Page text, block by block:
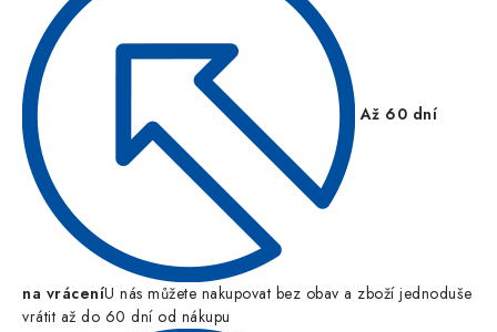
Až 60 dní
na vráceníU nás můžete nakupovat bez obav a zboží jednoduše
vrátit až do 60 dní od nákupu